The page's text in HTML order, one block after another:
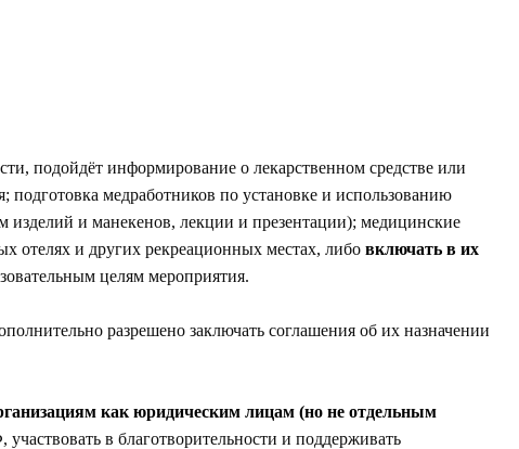
подойдёт информирование о лекарственном средстве или
подготовка медработников по установке и использованию
изделий и манекенов, лекции и презентации); медицинские
отелях и других рекреационных местах, либо включать в их
целям мероприятия.
разрешено заключать соглашения об их назначении
как юридическим лицам (но не отдельным
в благотворительности и поддерживать